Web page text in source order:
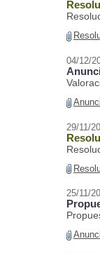
04/12/
29/11/
25/11/